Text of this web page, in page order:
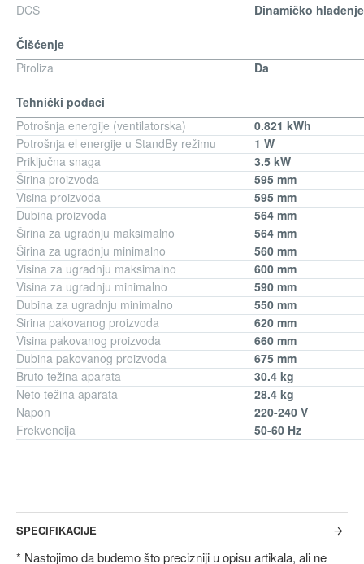
DCS
Dinamičko
Čišćenje
Piroliza
Da
Tehnički podaci
Potrošnja energije (ventilatorska)
0.821 kWh
Potrošnja el energije u StandBy režimu
1 W
Priključna snaga
3.5 kW
Širina proizvoda
595 mm
Visina proizvoda
595 mm
Dubina proizvoda
564 mm
Širina za ugradnju maksimalno
564 mm
Širina za ugradnju minimalno
560 mm
Visina za ugradnju maksimalno
600 mm
Visina za ugradnju minimalno
590 mm
Dubina za ugradnju minimalno
550 mm
Širina pakovanog proizvoda
620 mm
Visina pakovanog proizvoda
660 mm
Dubina pakovanog proizvoda
675 mm
Bruto težina aparata
30.4 kg
Neto težina aparata
28.4 kg
Napon
220-240 V
Frekvencija
50-60 Hz
SPECIFIKACIJE
* Nastojimo da budemo što precizniji u opisu artikala, ali ne